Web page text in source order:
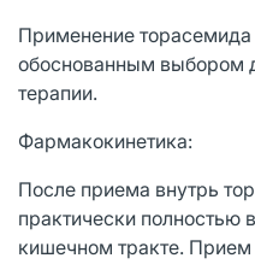
Применение торасемида
обоснованным выбором
терапии.
Фармакокинетика:
После приема внутрь
практически полностью
кишечном тракте.